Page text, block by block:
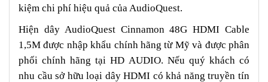
kiệm chi phí hiệu quả của AudioQuest.
Hiện dây AudioQuest Cinnamon 48G HDMI Cable
1,5M được nhập khẩu chính hãng từ Mỹ và được phân
phối chính hãng tại HD AUDIO. Nếu quý khách có
nhu cầu sở hữu loại dây HDMI có khả năng truyền tín